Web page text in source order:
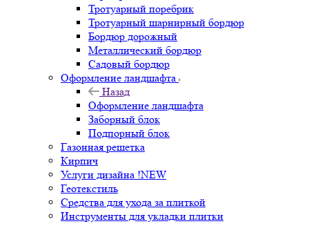
Тротуарный поребрик
Тротуарный шарнирный бордюр
Бордюр дорожный
Металлический бордюр
Садовый бордюр
Оформление ландшафта
Назад
Оформление ландшафта
Заборный блок
Подпорный блок
Газонная решетка
Кирпич
Услуги дизайна !NEW
Геотекстиль
Средства для ухода за плиткой
Инструменты для укладки плитки